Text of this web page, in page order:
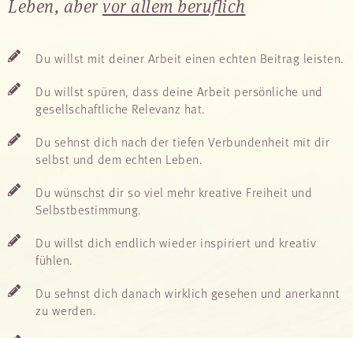
Leben, aber vor allem beruflich
Du willst mit deiner Arbeit einen echten Beitrag leisten.
Du willst spüren, dass deine Arbeit persönliche und
gesellschaftliche Relevanz hat.
Du sehnst dich nach der tiefen Verbundenheit mit dir
selbst und dem echten Leben.
Du wünschst dir so viel mehr kreative Freiheit und
Selbstbestimmung.
Du willst dich endlich wieder inspiriert und kreativ
fühlen.
Du sehnst dich danach wirklich gesehen und anerkannt
zu werden.